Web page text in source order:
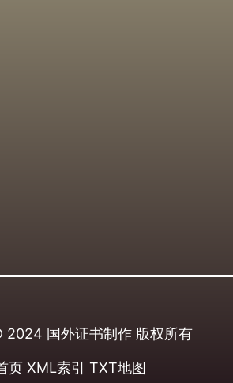
2024 国外证书制作 版权所有
页 XML索引 TXT地图